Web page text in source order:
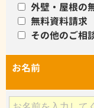
外壁・屋根の
無料資料請求
その他のご相
お名前